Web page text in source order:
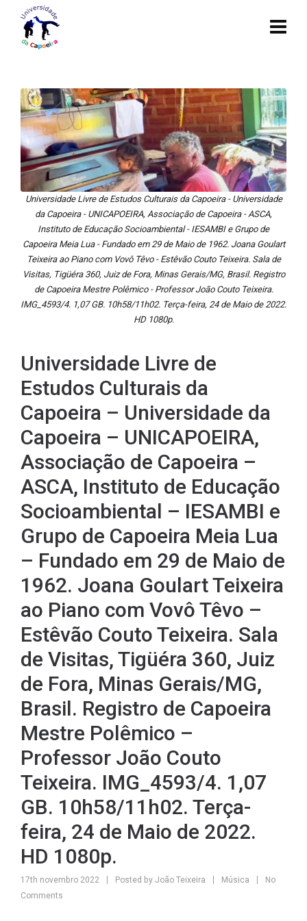
Universidade Livre de Estudos Culturais da Capoeira - Universidade
da Capoeira - UNICAPOEIRA, Associação de Capoeira - ASCA,
Instituto de Educação Socioambiental - IESAMBI e Grupo de
Capoeira Meia Lua - Fundado em 29 de Maio de 1962. Joana Goulart
Teixeira ao Piano com Vovô Têvo - Estêvão Couto Teixeira. Sala de
Visitas, Tigüéra 360, Juiz de Fora, Minas Gerais/MG, Brasil. Registro
de Capoeira Mestre Polêmico - Professor João Couto Teixeira.
IMG_4593/4. 1,07 GB. 10h58/11h02. Terça-feira, 24 de Maio de 2022.
HD 1080p.
Universidade Livre de
Estudos Culturais da
Capoeira – Universidade da
Capoeira – UNICAPOEIRA,
Associação de Capoeira –
ASCA, Instituto de Educação
Socioambiental – IESAMBI e
Grupo de Capoeira Meia Lua
– Fundado em 29 de Maio de
1962. Joana Goulart Teixeira
ao Piano com Vovô Têvo –
Estêvão Couto Teixeira. Sala
de Visitas, Tigüéra 360, Juiz
de Fora, Minas Gerais/MG,
Brasil. Registro de Capoeira
Mestre Polêmico –
Professor João Couto
Teixeira. IMG_4593/4. 1,07
GB. 10h58/11h02. Terça-
feira, 24 de Maio de 2022.
HD 1080p.
17th novembro 2022 Posted by João Teixeira Música
No
Comments